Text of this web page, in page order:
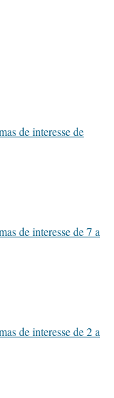
de interesse de
de interesse de 7 a
de interesse de 2 a